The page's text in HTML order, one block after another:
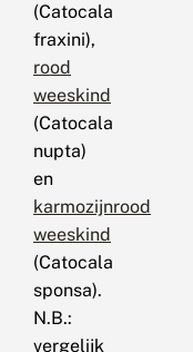
(Catocala
fraxini),
rood
weeskind
(Catocala
nupta)
en
karmozijnrood
weeskind
(Catocala
sponsa).
N.B.:
vergelijk